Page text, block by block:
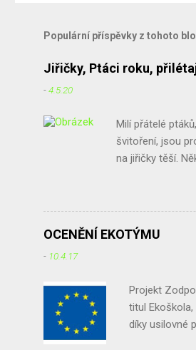
Populární příspěvky z tohoto
Jiřičky, Ptáci roku,
-4.5.20
Milí přátelé
švitoření, jsou
na jiřičky těší.
nedrží. Chtěla
zkuste je
množství
OCENĚNÍ EKOTÝMU
- 10.4.17
Projekt
titul
díky usilovné